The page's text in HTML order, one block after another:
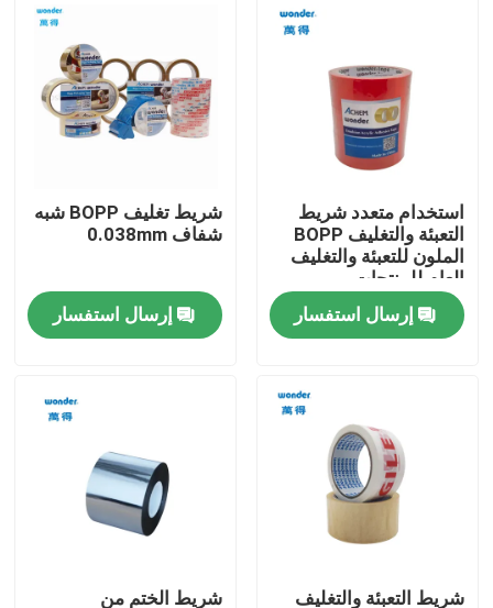
فيديوهات
معلومات عنا
جولة في المصنع
اتصل بنا
القضايا
استخدام متعدد شريط
التعبئة والتغليف BOPP
الملون للتعبئة والتغليف
العام للمنتجات
إرسال استفسار
شريط تغليف BOPP شبه
شفاف 0.038mm
إرسال استفسار
شريط التعبئة والتغليف شريط الختم من